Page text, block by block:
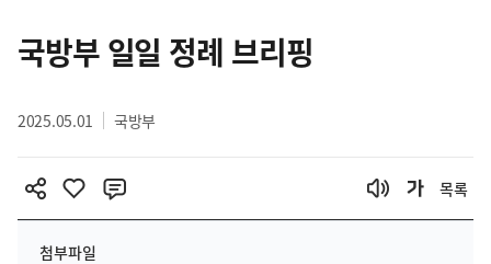
텐
츠
역
국방부 일일 정례 브리핑
2025.05.01 국방부
목록
첨부파일